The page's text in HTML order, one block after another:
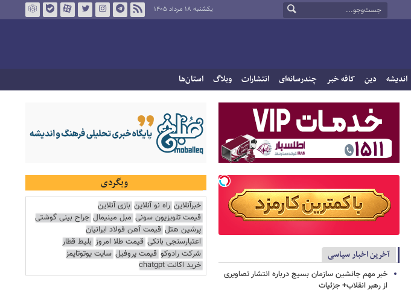
یکشنبه ۱۸ مرداد ۱۴۰۵
اندیشه دین کافه خبر چندرسانه‌ای انتشارات وبلاگ استان‌ها
آخرین اخبار سیاسی
خبر مهم جانشین سازمان بسیج درباره انتشار تصاویری
از رهبر انقلاب+ جزئیات
وبگردی
خبرآنلاین راه نو آنلاین بازی آنلاین
قیمت تلویزیون سونی مبل مینیمال جراح بینی گوشتی
پرشین هتل قیمت آهن فولاد ایرانیان
اعتبارسنجی بانکی قیمت طلا امروز بلیط قطار
شرکت رادوکو قیمت پروفیل سایت یوتوتایمز
خرید اکانت chatgpt